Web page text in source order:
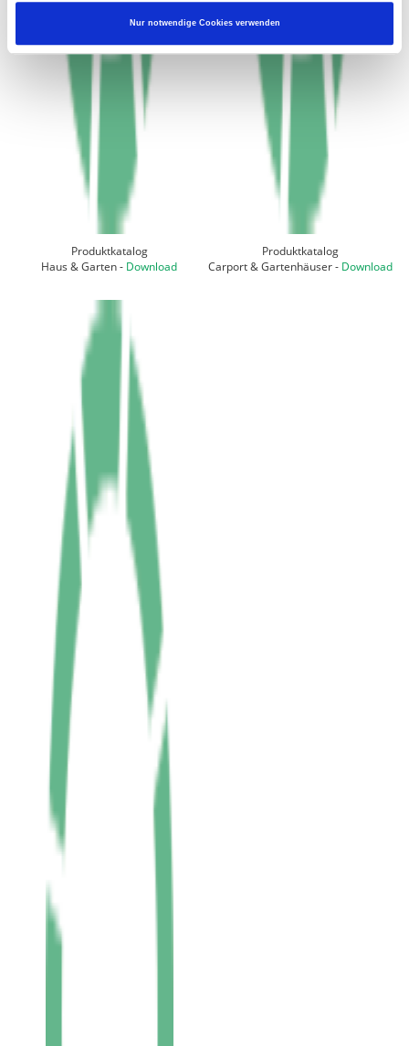
Nur notwendige Cookies verwenden
Produktkatalog
Haus & Garten - Download
Produktkatalog
Carport & Gartenhäuser - Download